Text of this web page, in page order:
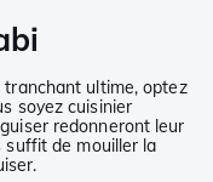
ultime, optez
soyez cuisinier
redonneront leur
suffit de mouiller la